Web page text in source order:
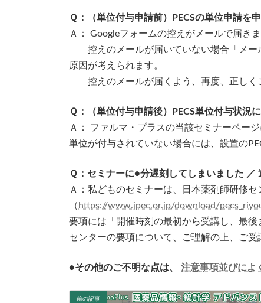
Ｑ：（単位付与申請前）PECSの単位申請を
Ａ： Googleフォームの控えがメールで届き
控えのメールが届いていない場合「メー
原因が考えられます。
控えのメールが届くよう、再度、正しく
Ｑ：（単位付与申請後）PECS単位付与状況
Ａ： ファルマ・プラスの当該セミナーペー
単位が付与されていない場合には、設置の
Ｑ：セミナーに●分遅刻してしまいました
Ａ：私どものセミナーは、日本薬剤師研修
（ https://www.jpec.or.jp/download/
要項には「開催時刻の最初から受講し、最後
センターの要項について、ご理解の上、ご受
●その他のご不明な点は、 注意事項並びによ
前の記事